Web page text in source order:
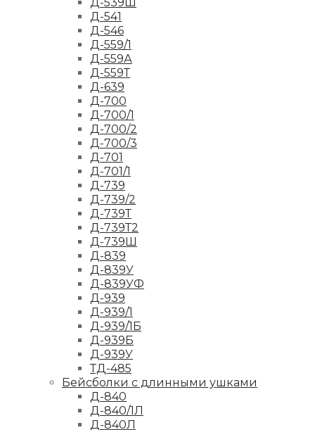
Д-541
Д-546
Д-559/1
Д-559А
Д-559Т
Д-639
Д-700
Д-700/1
Д-700/2
Д-700/3
Д-701
Д-701/1
Д-739
Д-739/2
Д-739Т
Д-739Т2
Д-739Ш
Д-839
Д-839У
Д-839УФ
Д-939
Д-939/1
Д-939/1Б
Д-939Б
Д-939У
ТД-485
Бейсболки с длинными ушками
Д-840
Д-840/1Л
Д-840Л